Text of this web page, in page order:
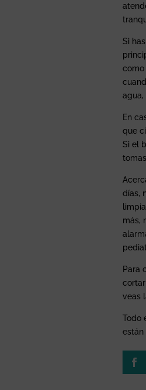
Si
como
En
que
Si el
días,
más,
Para
veas
Todo
están